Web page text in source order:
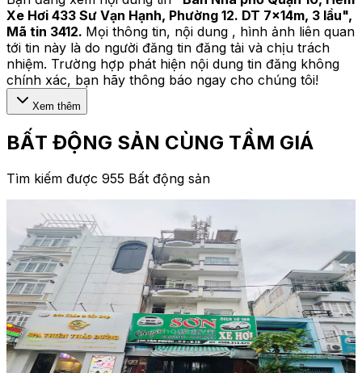
Xe Hơi 433 Sư Vạn Hạnh, Phường 12. DT 7x14m, 3 lầu",
Mã tin 3412. Mọi thông tin, nội dung , hình ảnh liên quan
tới tin này là do người đăng tin đăng tải và chịu trách
nhiệm. Trường hợp phát hiện nội dung tin đăng không
chính xác, bạn hãy thông báo ngay cho chúng tôi!
Xem thêm
BẤT ĐỘNG SẢN CÙNG TẦM GIÁ
Tìm kiếm được 955 Bất động sản